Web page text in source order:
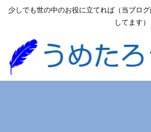
少しでも世の中のお役に立てれば（当ブロ
してます）